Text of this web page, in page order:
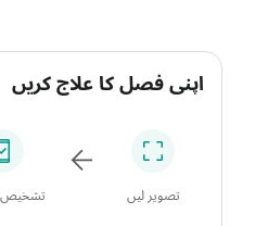
اپنی فصل کا علاج کریں
تصویر لیں تشخیص دیکھیں